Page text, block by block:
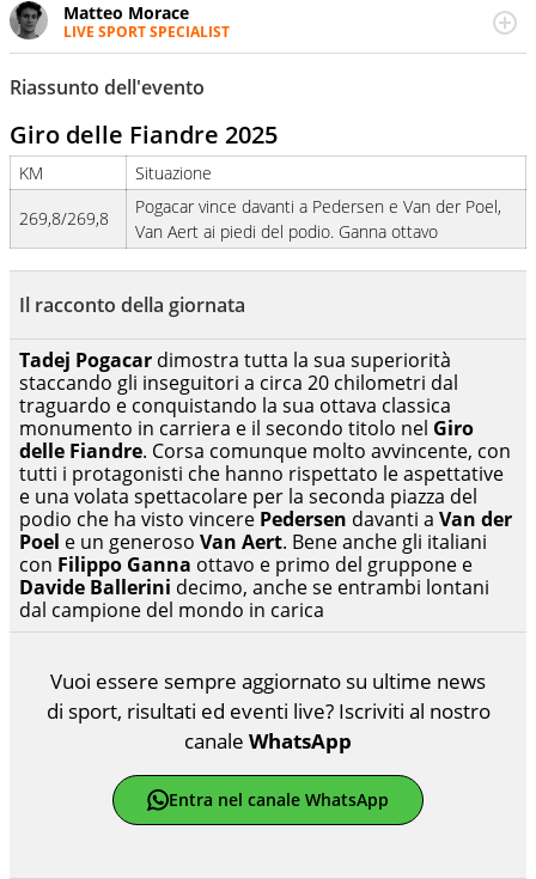
Matteo Morace
LIVE SPORT SPECIALIST
La multimedialità quale approccio personale e
professionale. Ama raccontare lo sport focalizzando ogni
attenzione sul tempo reale: la verità della dirette non
sono opinioni ma fatti
Riassunto dell'evento
Giro delle Fiandre 2025
KM
Situazione
269,8/269,8
Pogacar vince davanti a Pedersen e Van der Poel,
Van Aert ai piedi del podio. Ganna ottavo
Il racconto della giornata
Tadej Pogacar dimostra tutta la sua superiorità
staccando gli inseguitori a circa 20 chilometri dal
traguardo e conquistando la sua ottava classica
monumento in carriera e il secondo titolo nel Giro
delle Fiandre. Corsa comunque molto avvincente, con
tutti i protagonisti che hanno rispettato le aspettative
e una volata spettacolare per la seconda piazza del
podio che ha visto vincere Pedersen davanti a Van der
Poel e un generoso Van Aert. Bene anche gli italiani
con Filippo Ganna ottavo e primo del gruppone e
Davide Ballerini decimo, anche se entrambi lontani
dal campione del mondo in carica
Vuoi essere sempre aggiornato su ultime news
di sport, risultati ed eventi live? Iscriviti al nostro
canale WhatsApp
Entra nel canale WhatsApp